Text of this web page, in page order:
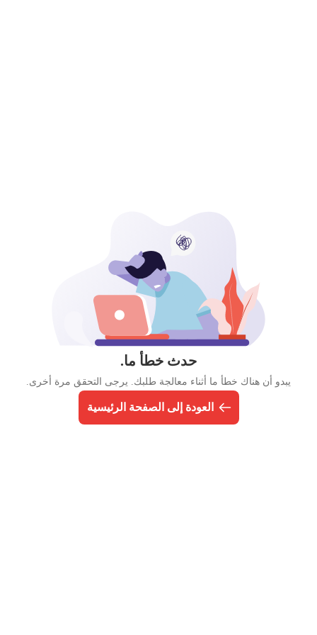
حدث خطأ ما.
يبدو أن هناك خطأ ما أثناء معالجة طلبك. يرجى التحقق مرة أخرى.
العودة إلى الصفحة الرئيسية